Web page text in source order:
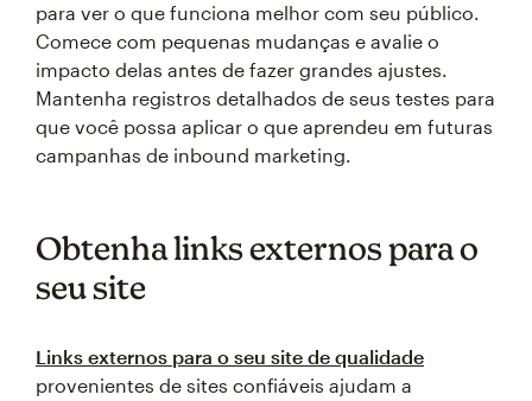
para ver o que funciona melhor com seu público.
Comece com pequenas mudanças e avalie o
impacto delas antes de fazer grandes ajustes.
Mantenha registros detalhados de seus testes para
que você possa aplicar o que aprendeu em futuras
campanhas de inbound marketing.
Obtenha links externos para o
seu site
Links externos para o seu site de qualidade
provenientes de sites confiáveis ajudam a